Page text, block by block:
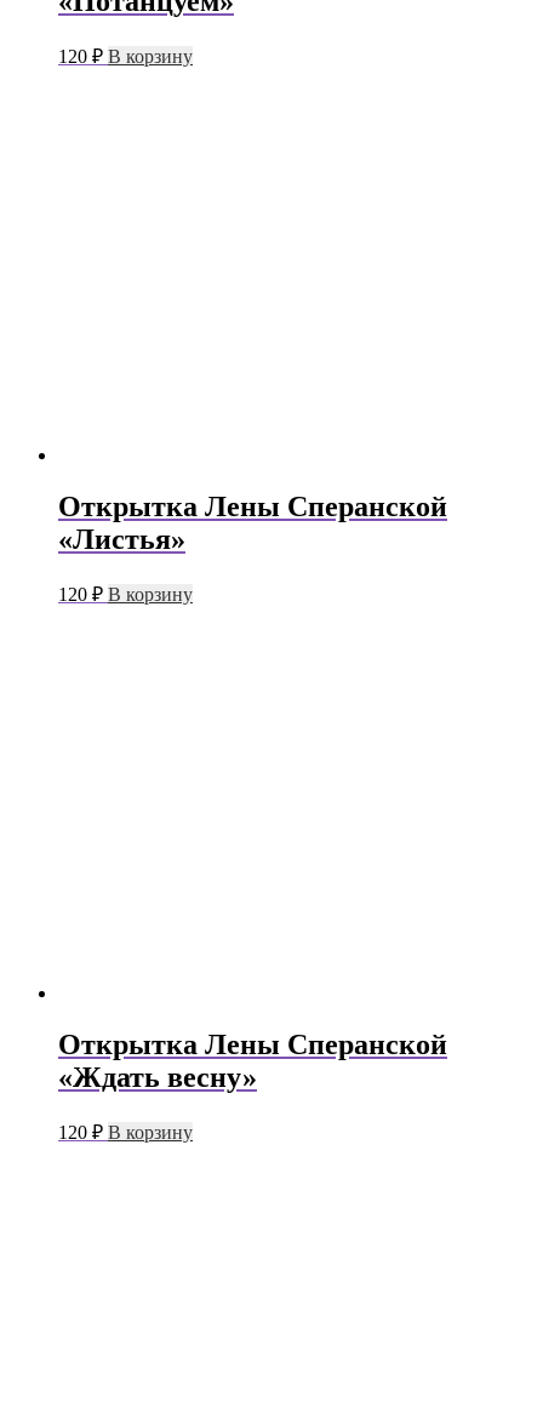
120 ₽ В корзину
Открытка Лены Сперанской
«Листья»
120 ₽ В корзину
Открытка Лены Сперанской
«Ждать весну»
120 ₽ В корзину